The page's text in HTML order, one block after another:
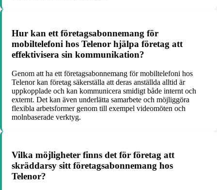
Hur kan ett företagsabonnemang för
mobiltelefoni hos Telenor hjälpa företag att
effektivisera sin kommunikation?
Genom att ha ett företagsabonnemang för mobiltelefoni hos
Telenor kan företag säkerställa att deras anställda alltid är
uppkopplade och kan kommunicera smidigt både internt och
externt. Det kan även underlätta samarbete och möjliggöra
flexibla arbetsformer genom till exempel videomöten och
molnbaserade verktyg.
Vilka möjligheter finns det för företag att
skräddarsy sitt företagsabonnemang hos
Telenor?